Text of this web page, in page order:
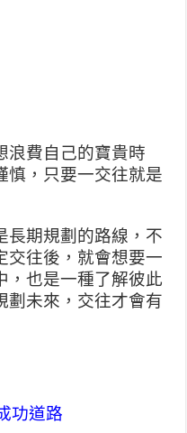
浪費自己的寶貴時
慎，只要一交往就是
長期規劃的路線，不
交往後，就會想要一
，也是一種了解彼此
劃未來，交往才會有
功道路